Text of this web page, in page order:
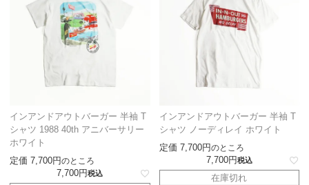
インアンドアウトバーガー 半袖 T
シャツ 1988 40th アニバーサリー
ホワイト
定価 7,700 のところ
7,700 税込
インアンドアウトバーガー 半袖 T
シャツ ノーディレイ ホワイト
定価 7,700 のところ
7,700 税込
在庫切れ